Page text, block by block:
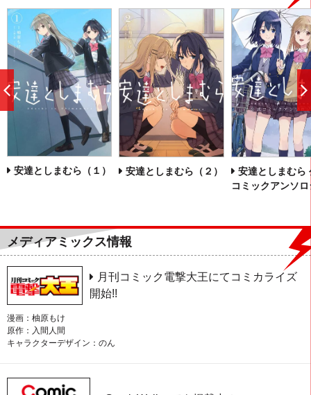
安達としまむら（１） 安達としまむら（２）
安達としまむら
コミックアンソロ
前
メディアミックス情報
月刊コミック電撃大王にてコミカライズ
開始!!
漫画：柚原もけ
原作：入間人間
キャラクターデザイン：のん